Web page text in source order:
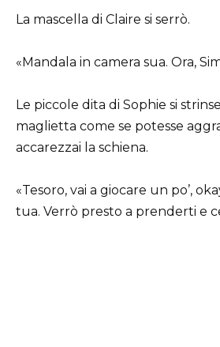
La mascella di Claire si serrò.
«Mandala in camera sua. Ora,
Le piccole dita di Sophie si
maglietta come se potesse
accarezzai la schiena.
«Tesoro, vai a giocare un po’,
tua. Verrò presto a prenderti e